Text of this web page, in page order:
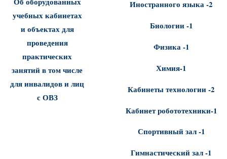
учебных кабинетах
и объектах для
проведения
практических
занятий в том числе
для инвалидов и лиц
с ОВЗ
Иностранного языка -2
Биологии -1
Физика -1
Химия-1
Кабинеты технологии -2
Кабинет робототехники-1
Спортивный зал -1
Гимнастический зал -1